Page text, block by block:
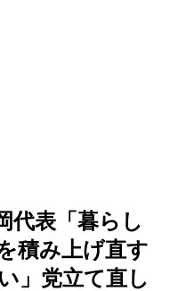
代表「暮らし
積み上げ直す
」党立て直し